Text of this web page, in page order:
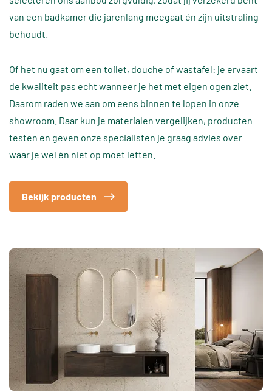
van een badkamer die jarenlang meegaat én zijn uitstraling
behoudt.
Of het nu gaat om een toilet, douche of wastafel: je ervaart
de kwaliteit pas echt wanneer je het met eigen ogen ziet.
Daarom raden we aan om eens binnen te lopen in onze
showroom. Daar kun je materialen vergelijken, producten
testen en geven onze specialisten je graag advies over
waar je wel én niet op moet letten.
Bekijk producten